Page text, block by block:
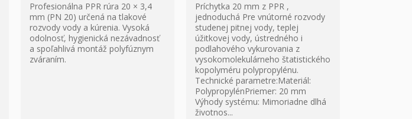
Profesionálna PPR rúra 20 × 3,4
mm (PN 20) určená na tlakové
rozvody vody a kúrenia. Vysoká
odolnosť, hygienická nezávadnosť
a spoľahlivá montáž polyfúznym
zváraním.
Príchytka 20 mm z PPR ,
jednoduchá Pre vnútorné rozvody
studenej pitnej vody, teplej
úžitkovej vody, ústredného i
podlahového vykurovania z
vysokomolekulárneho štatistického
kopolyméru polypropylénu.
Technické parametre:Materiál:
PolypropylénPriemer: 20 mm
Výhody systému: Mimoriadne dlhá
životnos...